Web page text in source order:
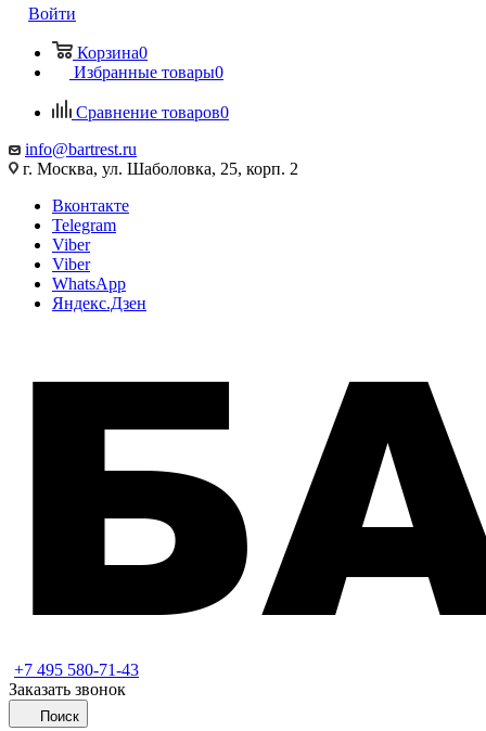
Войти
Корзина0
Избранные товары0
Сравнение товаров0
info@bartrest.ru
г. Москва, ул. Шаболовка, 25, корп. 2
Вконтакте
Telegram
Viber
Viber
WhatsApp
Яндекс.Дзен
+7 495 580-71-43
Заказать звонок
Поиск